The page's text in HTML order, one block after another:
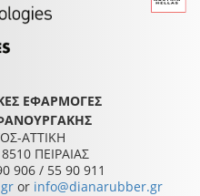
ΕΦΑΡΜΟΓΕΣ
ΑΤΤΙΚΗ
ΠΕΙΡΑΙΑΣ
906 / 55 90 911
or info@dianarubber.gr